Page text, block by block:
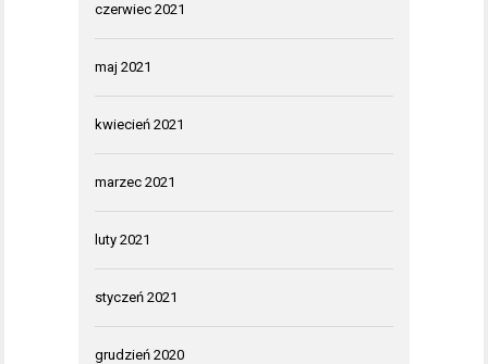
czerwiec 2021
maj 2021
kwiecień 2021
marzec 2021
luty 2021
styczeń 2021
grudzień 2020